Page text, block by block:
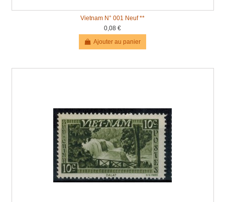
Vietnam N° 001 Neuf **
0,08 €
Ajouter au panier